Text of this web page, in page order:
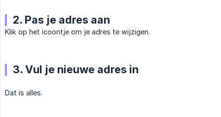
2. Pas je adres aan
Klik op het icoontje om je adres te wijzigen.
3. Vul je nieuwe adres in
Dat is alles.